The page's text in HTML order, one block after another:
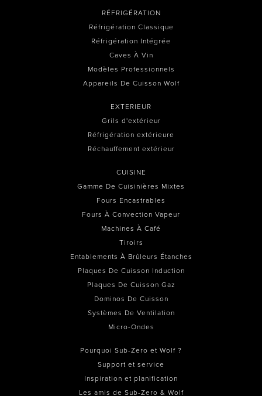
RÉFRIGÉRATION
Réfrigération Classique
Réfrigération Intégrée
Caves À Vin
Modèles Professionnels
Appareils De Cuisson Wolf
EXTERIEUR
Grils d'extérieur
Réfrigération extérieure
Réchauffement extérieur
CUISINE
Gamme De Cuisinières Mixtes
Fours Encastrables
Fours À Convection Vapeur
Machines À Café
Tiroirs
Entablements À Brûleurs Étanches
Plaques De Cuisson Induction
Plaques De Cuisson Gaz
Dominos De Cuisson
Systèmes De Ventilation
Micro-Ondes
Pourquoi Sub-Zero et Wolf ?
Support et service
Inspiration et planification
Les amis de Sub-Zero & Wolf